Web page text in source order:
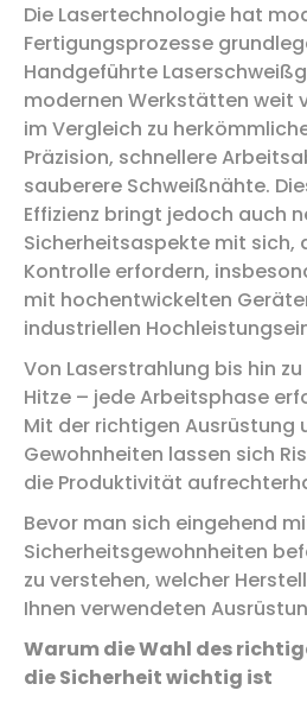
Die Lasertechnologie hat
Fertigungsprozesse
Handgeführte
modernen Werkstätten weit
im Vergleich zu
Präzision, schnellere
sauberere Schweißnähte.
Effizienz bringt jedoch auch
Sicherheitsaspekte mit sich,
Kontrolle erfordern,
mit hochentwickelten
industriellen
Von Laserstrahlung bis hin
Hitze – jede Arbeitsphase
Mit der richtigen Ausrüstung
Gewohnheiten lassen sich
die Produktivität
Bevor man sich eingehend
Sicherheitsgewohnheiten
zu verstehen, welcher
Ihnen verwendeten
Warum die Wahl des
die Sicherheit wichtig ist